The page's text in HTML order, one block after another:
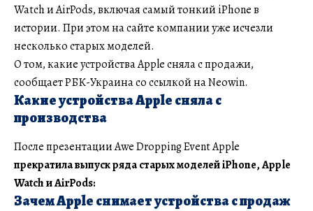
Watch и AirPods, включая самый тонкий iPhone в
истории. При этом на сайте компании уже исчезли
несколько старых моделей.
О том, какие устройства Apple сняла с продажи,
сообщает РБК-Украина со ссылкой на Neowin.
Какие устройства Apple сняла с
производства
После презентации Awe Dropping Event Apple
прекратила выпуск ряда старых моделей iPhone, Apple
Watch и AirPods:
Зачем Apple снимает устройства с продаж